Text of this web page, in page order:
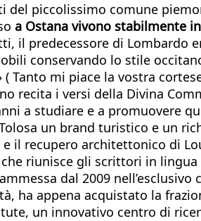
piccolissimo comune
a Ostana vivono stabilmente
il predecessore di Lombardo
conservando lo stile
( Tanto mi piace la vostra
recita i versi della Divina
a studiare e a promuovere
un brand turistico e un
il recupero architettonico di
riunisce gli scrittori in
dal 2009
ha appena acquistato la
un innovativo centro di